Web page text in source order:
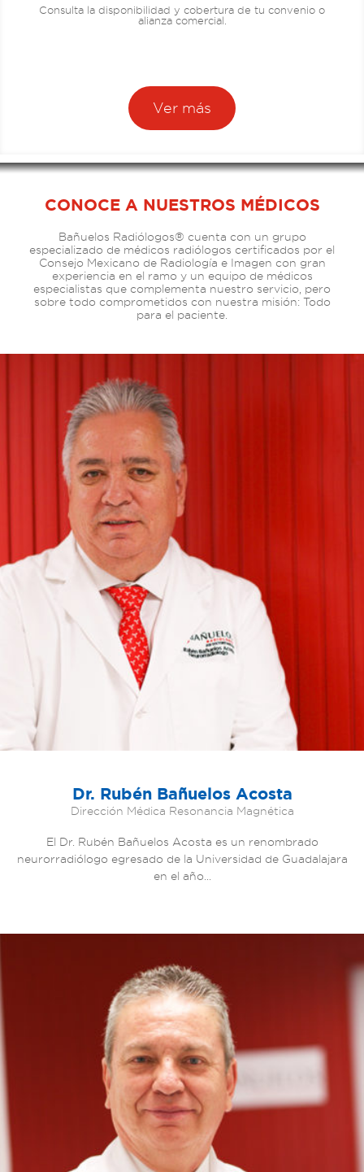
Consulta la disponibilidad y cobertura de tu convenio o
alianza comercial.
Ver más
CONOCE A NUESTROS MÉDICOS
Bañuelos Radiólogos® cuenta con un grupo
especializado de médicos radiólogos certificados por el
Consejo Mexicano de Radiología e Imagen con gran
experiencia en el ramo y un equipo de médicos
especialistas que complementa nuestro servicio, pero
sobre todo comprometidos con nuestra misión: Todo
para el paciente.
Dr. Rubén Bañuelos Acosta
Dirección Médica Resonancia Magnética
El Dr. Rubén Bañuelos Acosta es un renombrado
neurorradiólogo egresado de la Universidad de Guadalajara
en el año